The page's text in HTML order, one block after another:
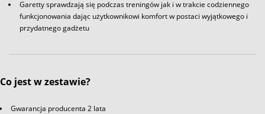
Garetty sprawdzają się podczas treningów jak i w trakcie codziennego
funkcjonowania dając użytkownikowi komfort w postaci wyjątkowego i
przydatnego gadżetu
Co jest w zestawie?
Gwarancja producenta 2 lata